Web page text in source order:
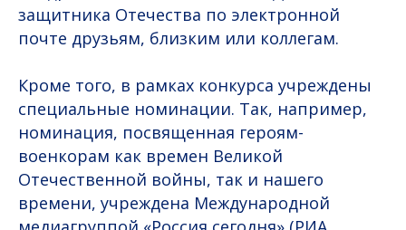
защитника Отечества по электронной
почте друзьям, близким или коллегам.
Кроме того, в рамках конкурса учреждены
специальные номинации. Так, например,
номинация, посвященная героям-
военкорам как времен Великой
Отечественной войны, так и нашего
времени, учреждена Международной